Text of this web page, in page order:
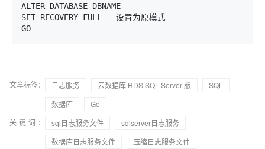
ALTER DATABASE DBNAME
SET RECOVERY FULL --设置为原模式
文章标签： 日志服务 云数据库 RDS SQL Server 版
SQL
数据库
Go
关键词：
sql日志服务文件
sqlserver日志服务
数据库日志服务文件
压缩日志服务文件